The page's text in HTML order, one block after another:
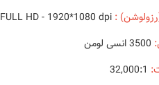
:
FULL HD - 1920*1080 dpi